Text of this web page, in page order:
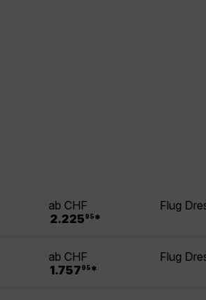
ab CHF
2.225 95 *
Flug
ab CHF
1.757 .
95 *
Flug